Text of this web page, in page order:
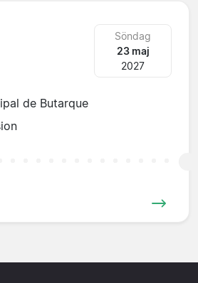
Söndag
23 maj
2027
de Butarque